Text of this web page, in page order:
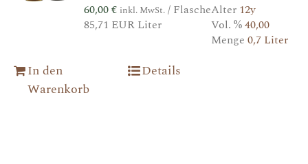
60,00€ inkl. MwSt./ Flasche
85,71 EUR Liter
Alter 12y
Vol. %40,00
Menge 0,7 Liter
In den
Warenkorb
Details